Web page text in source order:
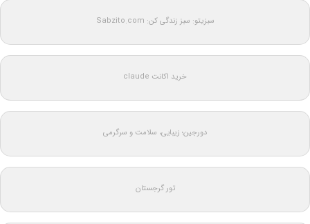
سبزیتو: سبز زندگی کن: Sabzito.com
خرید اکانت claude
دورجین؛ زیبایی، سلامت و سرگرمی
تور گرجستان